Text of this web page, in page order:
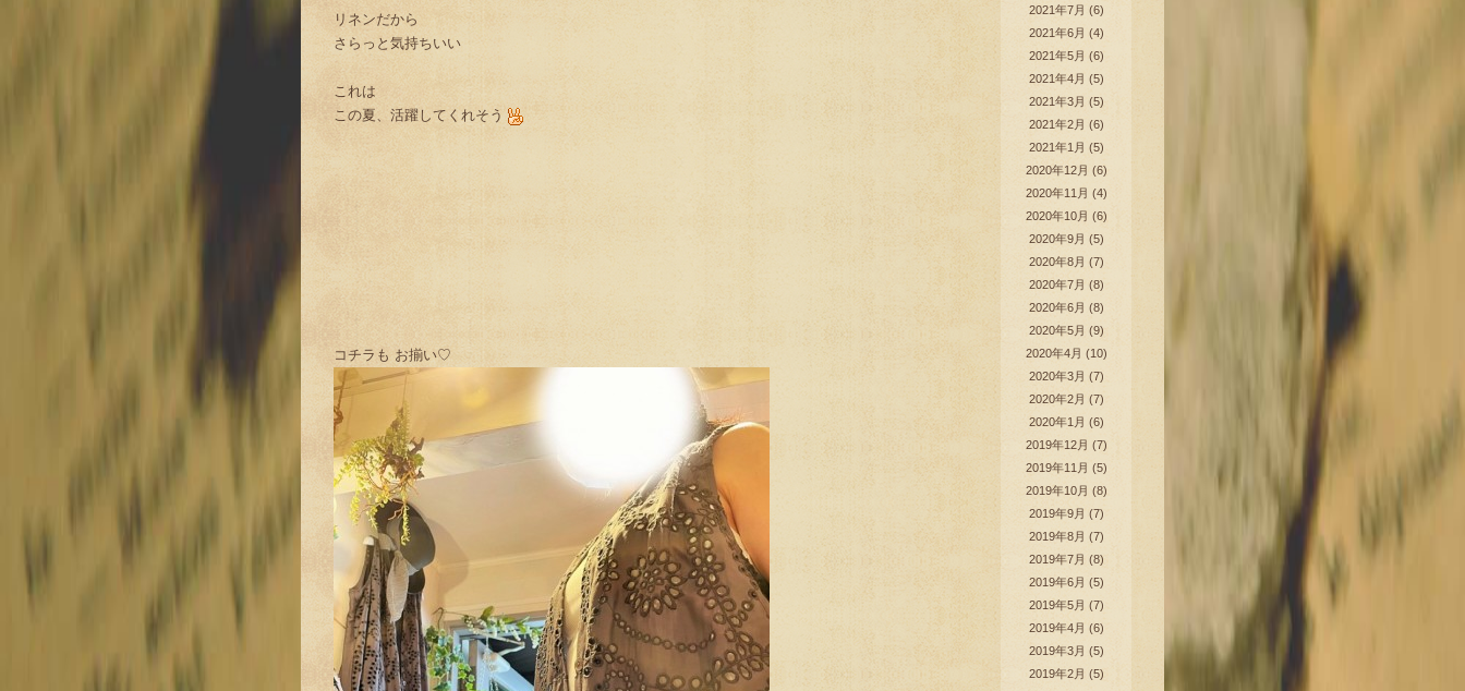
リネンだから
さらっと気持ちいい
これは
この夏、活躍してくれそう
コチラも お揃い♡
2021年7月 (6)
2021年6月 (4)
2021年5月 (6)
2021年4月 (5)
2021年3月 (5)
2021年2月 (6)
2021年1月 (5)
2020年12月 (6)
2020年11月 (4)
2020年10月 (6)
2020年9月 (5)
2020年8月 (7)
2020年7月 (8)
2020年6月 (8)
2020年5月 (9)
2020年4月 (10)
2020年3月 (7)
2020年2月 (7)
2020年1月 (6)
2019年12月 (7)
2019年11月 (5)
2019年10月 (8)
2019年9月 (7)
2019年8月 (7)
2019年7月 (8)
2019年6月 (5)
2019年5月 (7)
2019年4月 (6)
2019年3月 (5)
2019年2月 (5)